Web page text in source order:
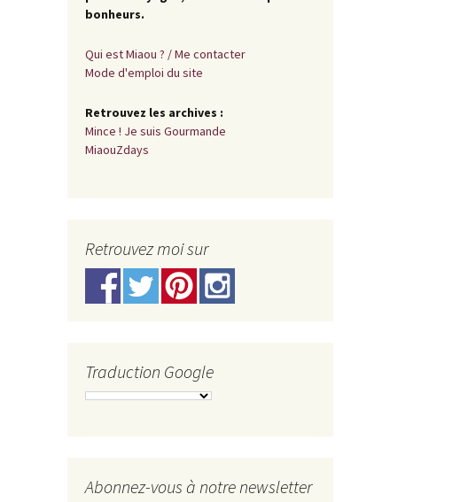
bonheurs.
Qui est Miaou ? / Me contacter
Mode d'emploi du site
Retrouvez les archives :
Mince ! Je suis Gourmande
MiaouZdays
Retrouvez moi sur
Traduction Google
Abonnez-vous à notre newsletter